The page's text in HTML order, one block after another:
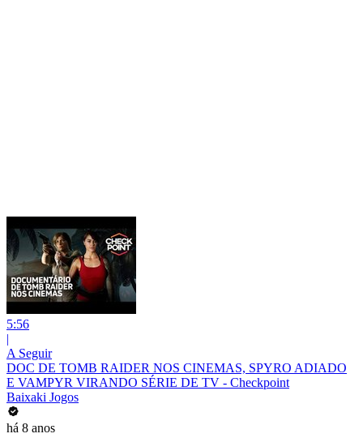
5:56
|
A Seguir
DOC DE TOMB RAIDER NOS CINEMAS, SPYRO ADIADO
E VAMPYR VIRANDO SÉRIE DE TV - Checkpoint
Baixaki Jogos
há 8 anos